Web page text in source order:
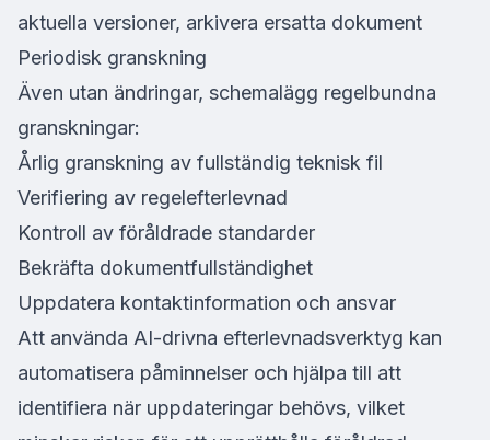
aktuella versioner, arkivera ersatta dokument
Periodisk granskning
Även utan ändringar, schemalägg regelbundna
granskningar:
Årlig granskning av fullständig teknisk fil
Verifiering av regelefterlevnad
Kontroll av föråldrade standarder
Bekräfta dokumentfullständighet
Uppdatera kontaktinformation och ansvar
Att använda AI-drivna efterlevnadsverktyg kan
automatisera påminnelser och hjälpa till att
identifiera när uppdateringar behövs, vilket